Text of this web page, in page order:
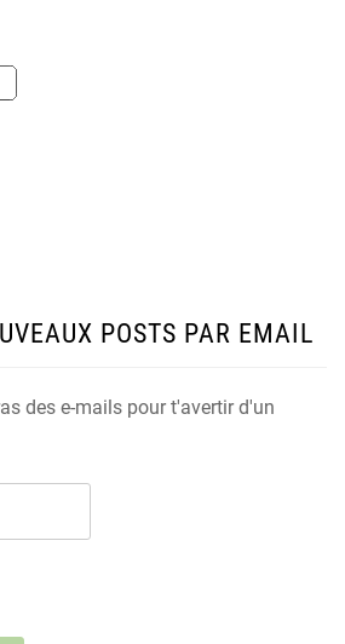
POSTS PAR EMAIL
des e-mails pour t'avertir d'un